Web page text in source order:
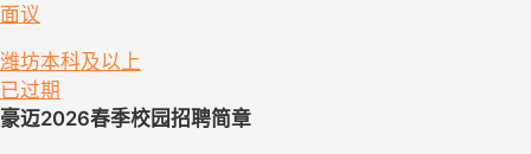
面议
潍坊本科及以上
已过期
豪迈2026春季校园招聘简章